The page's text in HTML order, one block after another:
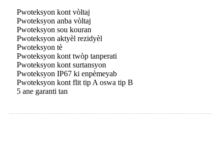
Pwoteksyon kont vòltaj
Pwoteksyon anba vòltaj
Pwoteksyon sou kouran
Pwoteksyon aktyèl rezidyèl
Pwoteksyon tè
Pwoteksyon kont twòp tanperati
Pwoteksyon kont surtansyon
Pwoteksyon IP67 ki enpèmeyab
Pwoteksyon kont flit tip A oswa tip B
5 ane garanti tan